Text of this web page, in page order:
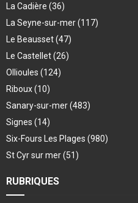
La Cadière (36)
La Seyne-sur-mer(117)
Le Beausset(47)
Le Castellet(26)
Ollioules (124)
Riboux(10)
Sanary-sur-mer(483)
Signes (14)
Six-Fours Les Plages (980)
St Cyr sur mer(51)
RUBRIQUES